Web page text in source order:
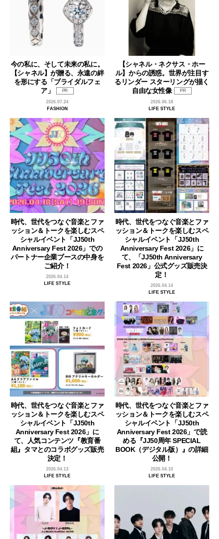
今の私に、そして未来の私に。
【シャネル】が贈る、永遠の絆
を形にする「ブライダルフェ
ア」
PR
2026.07.24
FASHION
【シャネル・ネクサス・ホー
ル】からの誘惑。世界が注目す
るリンダー スターリングが描く
自由な女性像
PR
2026.06.18
LIFE STYLE
時代、世代をつなぐ音楽とファ
ッション＆トークを楽しむスペ
シャルイベント「JJ50th
Anniversary Fest 2026」での
パートナー企業ブースの中身を
ご紹介！
2026.04.14
LIFE STYLE
時代、世代をつなぐ音楽とファ
ッション＆トークを楽しむスペ
シャルイベント「JJ50th
Anniversary Fest 2026」に
て、「JJ50th Anniversary
Fest 2026」公式グッズ販売決
定！
2026.04.14
LIFE STYLE
時代、世代をつなぐ音楽とファ
ッション＆トークを楽しむスペ
シャルイベント「JJ50th
Anniversary Fest 2026」に
て、人気コンテンツ『教育番
組』タマとのコラボグッズ販売
決定！
2026.04.13
LIFE STYLE
時代、世代をつなぐ音楽とファ
ッション＆トークを楽しむスペ
シャルイベント「JJ50th
Anniversary Fest 2026」で読
める『JJ50周年 SPECIAL
BOOK（デジタル版）』の詳細
公開！
2026.04.10
LIFE STYLE